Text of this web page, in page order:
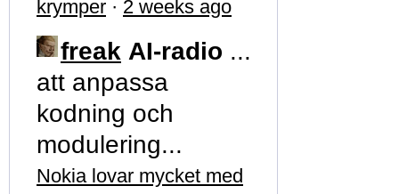
krymper · 2 weeks ago
freak AI-radio ...
att anpassa
kodning och
modulering...
Nokia lovar mycket med